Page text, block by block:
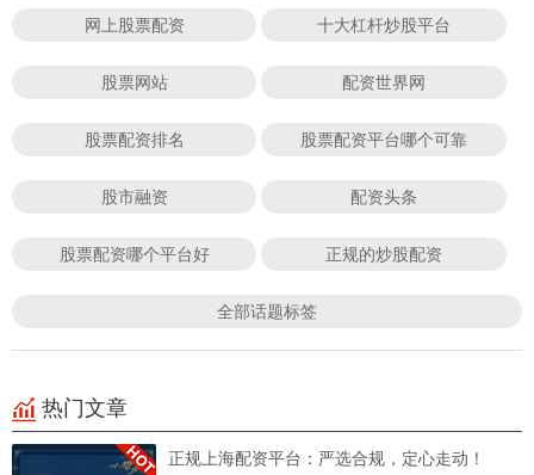
网上股票配资 十大杠杆炒股平台
股票网站 配资世界网
股票配资排名 股票配资平台哪个可靠
股市融资 配资头条
股票配资哪个平台好 正规的炒股配资
全部话题标签
热门文章
正规上海配资平台：严选合规，定心走动！